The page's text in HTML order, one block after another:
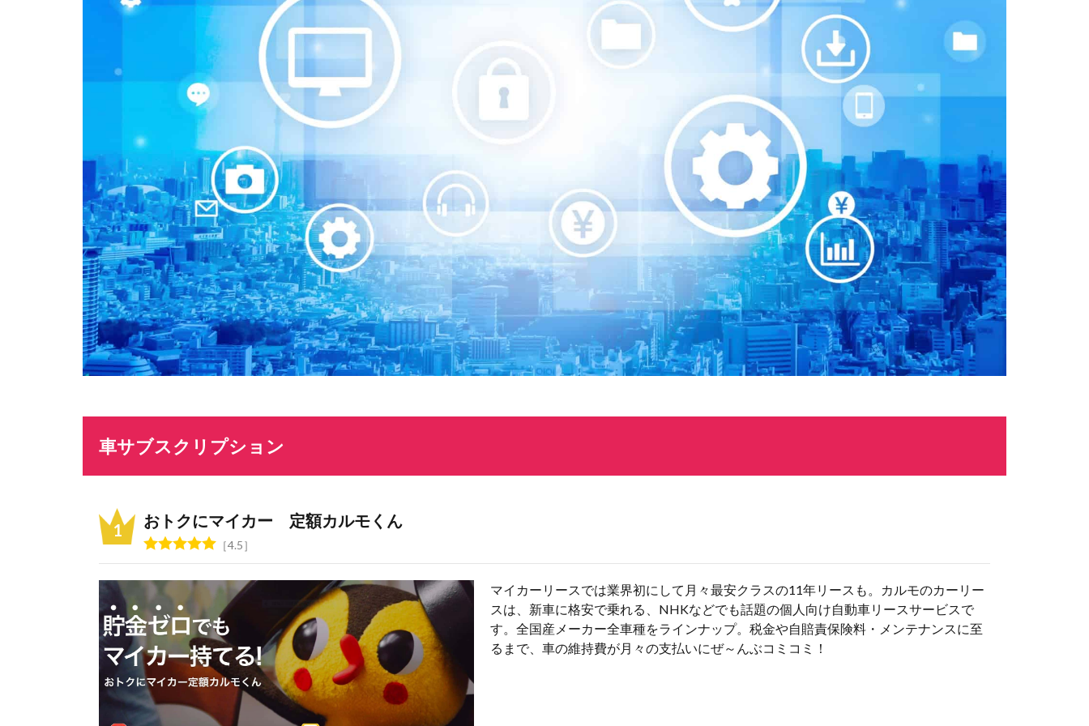
車サブスクリプション
おトクにマイカー 定額カルモくん
4.5
マイカーリースでは業界初にして月々最安クラスの11年リースも。カルモのカーリー
スは、新車に格安で乗れる、NHKなどでも話題の個人向け自動車リースサービスで
す。全国産メーカー全車種をラインナップ。税金や自賠責保険料・メンテナンスに至
るまで、車の維持費が月々の支払いにぜ～んぶコミコミ！